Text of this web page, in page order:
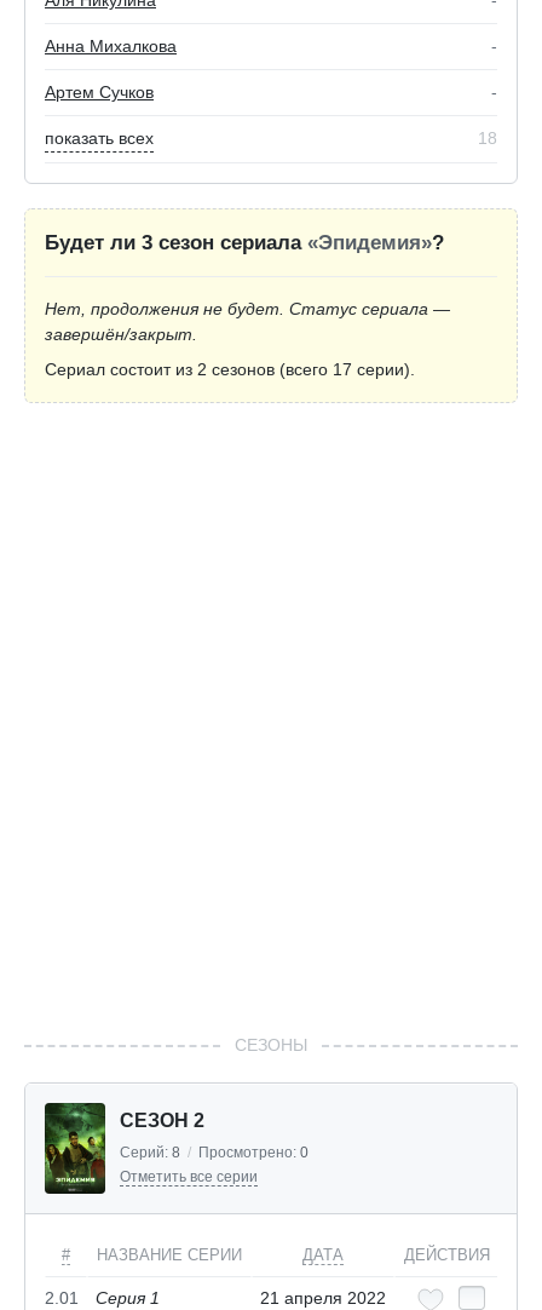
Анна Михалкова -
Артем Сучков -
показать всех 18
Будет ли 3 сезон сериала «Эпидемия»?
Нет, продолжения не будет. Статус сериала —
завершён/закрыт.
Сериал состоит из 2 сезонов (всего 17 серии).
СЕЗОНЫ
СЕЗОН 2
Серий: 8 / Просмотрено: 0
Отметить все серии
# НАЗВАНИЕ СЕРИИ ДАТА ДЕЙСТВИЯ
2.01 Серия 1 21 апреля 2022